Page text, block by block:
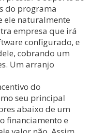
do programa
ele naturalmente
empresa que irá
configurado, e
cobrando um
Um arranjo
do
seu principal
abaixo de um
financiamento e